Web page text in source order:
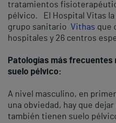
tratamientos
pélvico. El Hospital Vitas la
grupo sanitario Vithas que
hospitales y 26 centros
Patologías más frecuentes
suelo pélvico:
A nivel masculino, en
una obviedad, hay que
también tienen suelo